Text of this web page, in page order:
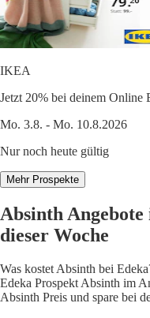
IKEA
Jetzt 20% bei deinem Online
Mo. 3.8. - Mo. 10.8.2026
Nur noch heute gültig
Mehr Prospekte
Absinth
dieser Woche
Was kostet Absinth bei
Edeka Prospekt Absinth im
Absinth Preis und spare bei